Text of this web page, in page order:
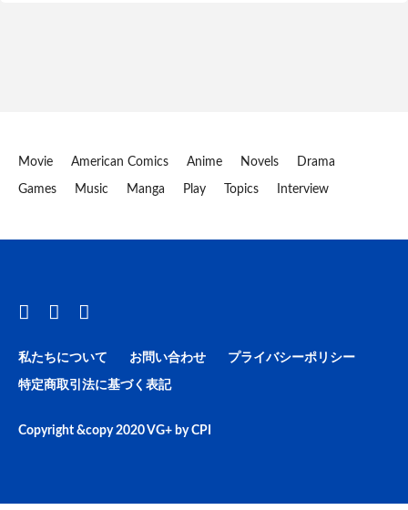
Movie American Comics Anime Novels Drama
Games Music Manga Play Topics Interview
私たちについて お問い合わせ プライバシーポリシー
特定商取引法に基づく表記
Copyright &copy 2020VG+ byCPI